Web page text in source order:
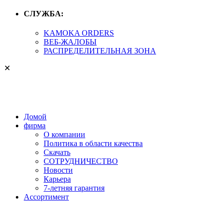
СЛУЖБА:
KAMOKA ORDERS
ВЕБ-ЖАЛОБЫ
РАСПРЕДЕЛИТЕЛЬНАЯ ЗОНА
✕
Домой
фирма
О компании
Политика в области качества
Скачать
СОТРУДНИЧЕСТВО
Новости
Карьера
7-летняя гарантия
Aссортимент